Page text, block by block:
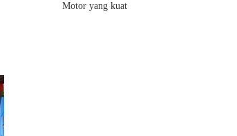
Motor yang kuat